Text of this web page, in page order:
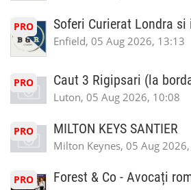
PRO Soferi Curierat Londra
Enfield, 05 Aug 2026, 13:13
PRO Caut 3 Rigipsari (la
Luton, 05 Aug 2026, 10:08
PRO MILTON KEYS SANTIER
Milton Keynes, 05 Aug
PRO Forest & Co - Avocați